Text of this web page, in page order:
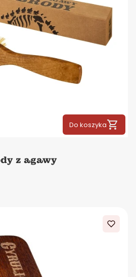
Do koszyka
z agawy